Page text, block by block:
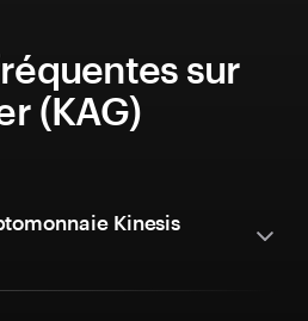
sur
(KAG)
Kinesis